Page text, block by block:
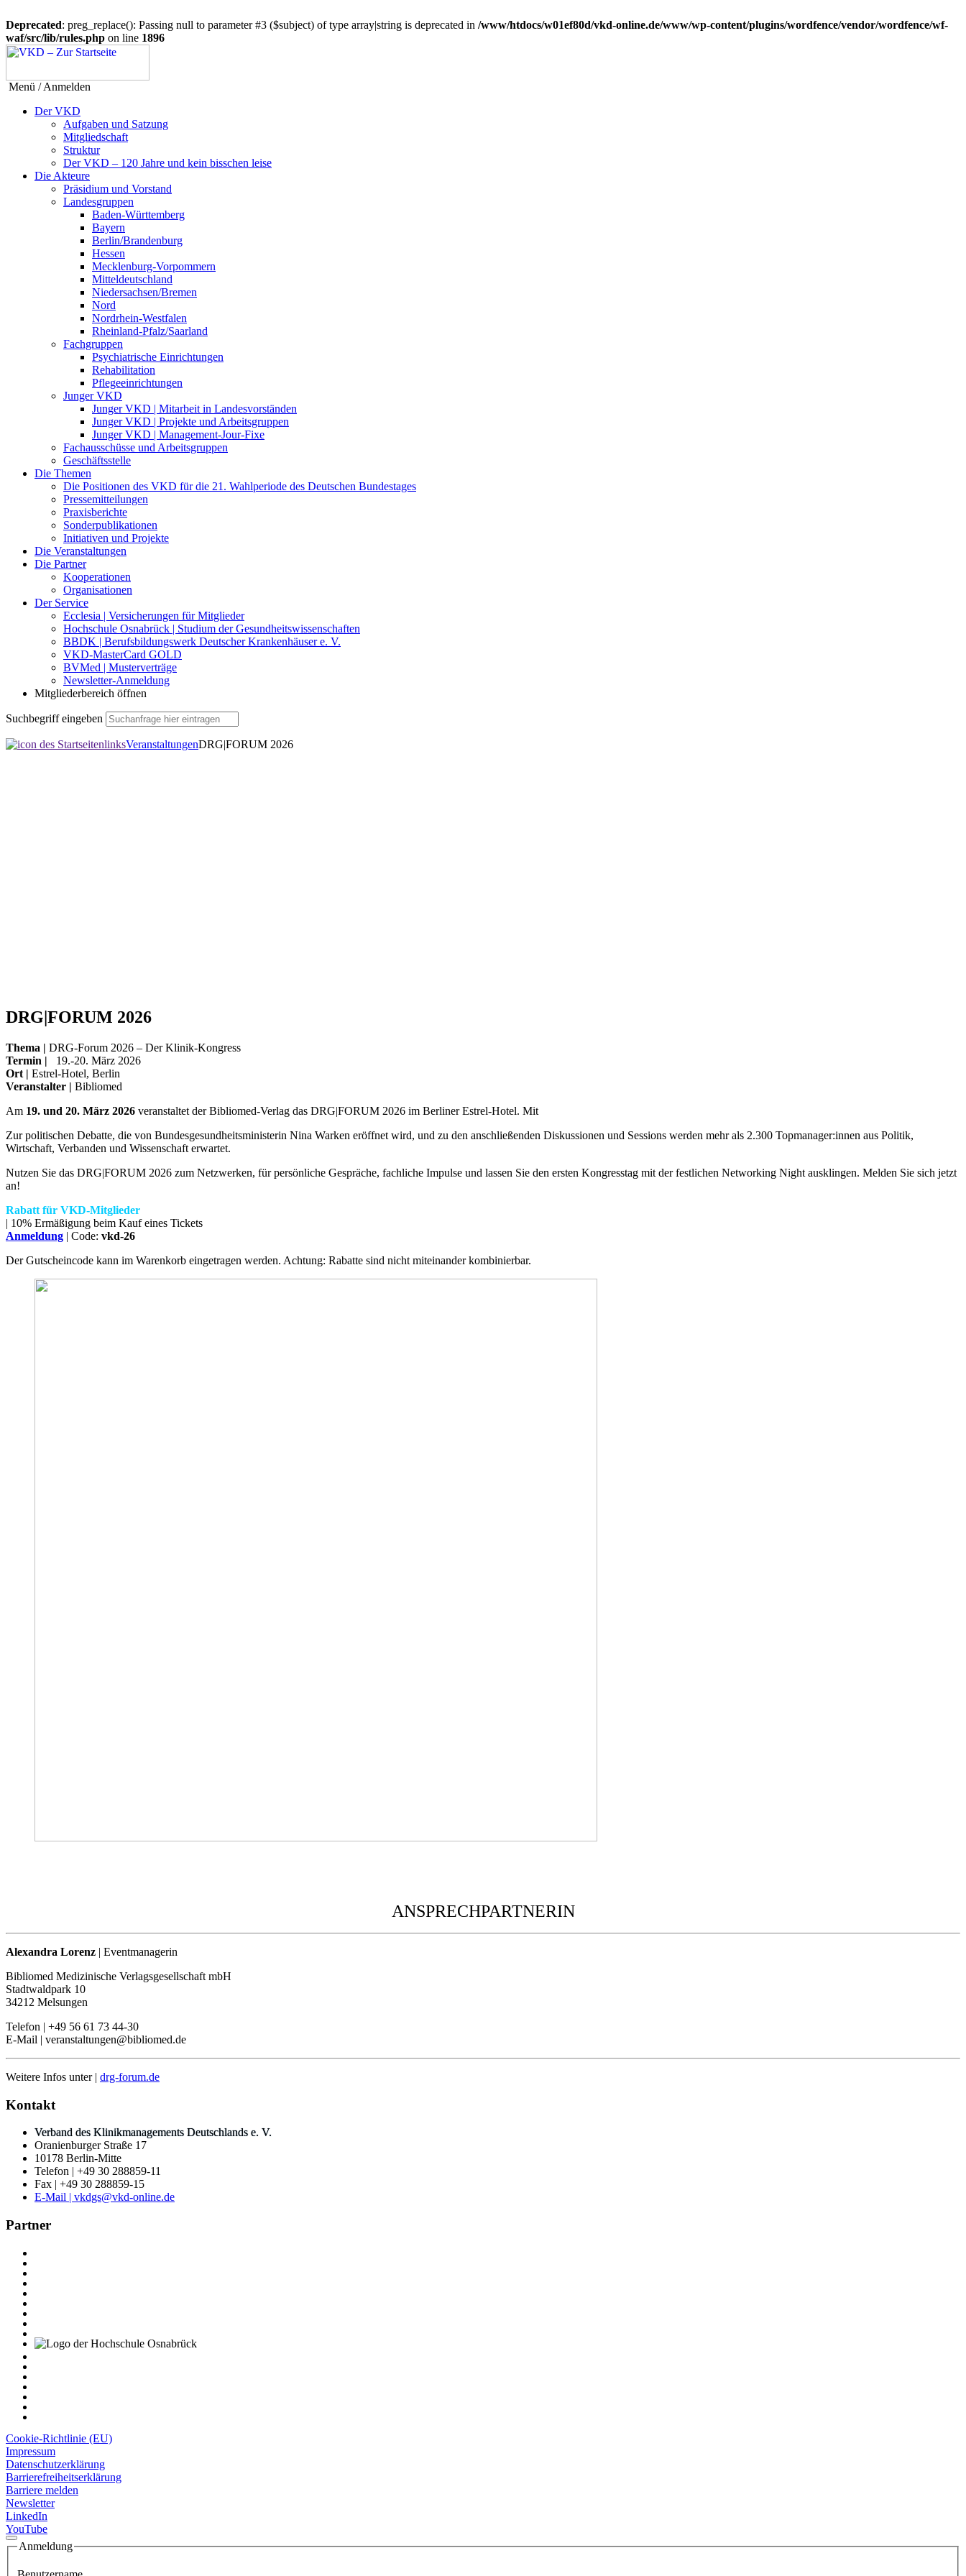
Deprecated: preg_replace(): Passing null to parameter #3 ($subject) of type array|string is deprecated in /www/htdocs/w01ef80d/vkd-online.de/www/wp-content/plugins/wordfence/vendor/wordfence/wf-
waf/src/lib/rules.php on line 1896
Menü / Anmelden
Der VKD
Aufgaben und Satzung
Mitgliedschaft
Struktur
Der VKD – 120 Jahre und kein bisschen leise
Die Akteure
Präsidium und Vorstand
Landesgruppen
Baden-Württemberg
Bayern
Berlin/Brandenburg
Hessen
Mecklenburg-Vorpommern
Mitteldeutschland
Niedersachsen/Bremen
Nord
Nordrhein-Westfalen
Rheinland-Pfalz/Saarland
Fachgruppen
Psychiatrische Einrichtungen
Rehabilitation
Pflegeeinrichtungen
Junger VKD
Junger VKD | Mitarbeit in Landesvorständen
Junger VKD | Projekte und Arbeitsgruppen
Junger VKD | Management-Jour-Fixe
Fachausschüsse und Arbeitsgruppen
Geschäftsstelle
Die Themen
Die Positionen des VKD für die 21. Wahlperiode des Deutschen Bundestages
Pressemitteilungen
Praxisberichte
Sonderpublikationen
Initiativen und Projekte
Die Veranstaltungen
Die Partner
Kooperationen
Organisationen
Der Service
Ecclesia | Versicherungen für Mitglieder
Hochschule Osnabrück | Studium der Gesundheitswissenschaften
BBDK | Berufsbildungswerk Deutscher Krankenhäuser e. V.
VKD-MasterCard GOLD
BVMed | Musterverträge
Newsletter-Anmeldung
Mitgliederbereich öffnen
Suchbegriff eingeben
VeranstaltungenDRG|FORUM 2026
DRG|FORUM 2026
Thema | DRG-Forum 2026 – Der Klinik-Kongress
Termin | 19.-20. März 2026
Ort | Estrel-Hotel, Berlin
Veranstalter | Bibliomed
Am 19. und 20. März 2026 veranstaltet der Bibliomed-Verlag das DRG|FORUM 2026 im Berliner Estrel-Hotel. Mit
Zur politischen Debatte, die von Bundesgesundheitsministerin Nina Warken eröffnet wird, und zu den anschließenden Diskussionen und Sessions werden mehr als 2.300 Topmanager:innen aus Politik,
Wirtschaft, Verbanden und Wissenschaft erwartet.
Nutzen Sie das DRG|FORUM 2026 zum Netzwerken, für persönliche Gespräche, fachliche Impulse und lassen Sie den ersten Kongresstag mit der festlichen Networking Night ausklingen. Melden Sie sich jetzt
an!
Rabatt für VKD-Mitglieder
| 10% Ermäßigung beim Kauf eines Tickets
Anmeldung | Code: vkd-26
Der Gutscheincode kann im Warenkorb eingetragen werden. Achtung: Rabatte sind nicht miteinander kombinierbar.
ANSPRECHPARTNERIN
Alexandra Lorenz | Eventmanagerin
Bibliomed Medizinische Verlagsgesellschaft mbH
Stadtwaldpark 10
34212 Melsungen
Telefon | +49 56 61 73 44-30
E-Mail | veranstaltungen@bibliomed.de
Weitere Infos unter | drg-forum.de
Kontakt
Verband des Klinikmanagements Deutschlands e. V.
Oranienburger Straße 17
10178 Berlin-Mitte
Telefon | +49 30 288859-11
Fax | +49 30 288859-15
E-Mail | vkdgs@vkd-online.de
Partner
Cookie-Richtlinie (EU)
Impressum
Datenschutzerklärung
Barrierefreiheitserklärung
Barriere melden
Newsletter
LinkedIn
YouTube
Anmeldung